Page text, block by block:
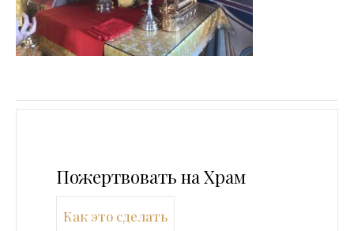
Пожертвовать на Храм
Как это сделать